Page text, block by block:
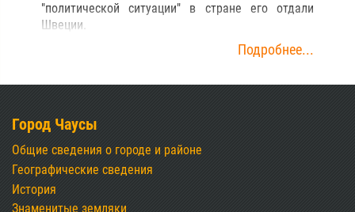
"политической ситуации" в стране его отдали
Швеции.
Подробнее...
Город Чаусы
Общие сведения о городе и районе
Географические сведения
История
Знаменитые земляки